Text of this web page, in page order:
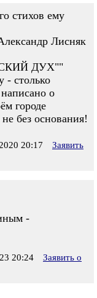
стихов ему
Лисняк
ДУХ""
- столько
о
городе
без основания!
20:17
Заявить
-
20:24
Заявить о